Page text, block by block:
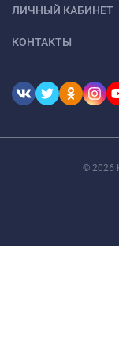
ЛИЧНЫЙ КАБИНЕТ
КОНТАКТЫ
© 2026